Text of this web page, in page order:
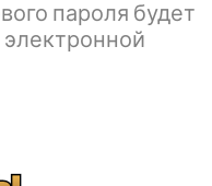
пароля будет